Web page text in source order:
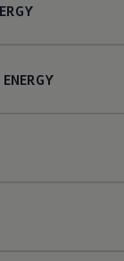
ENERGY